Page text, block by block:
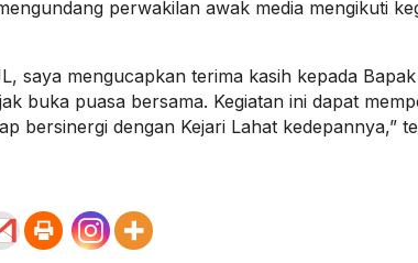
perwakilan awak media mengikuti
saya mengucapkan terima kasih kepada
buka puasa bersama. Kegiatan ini dapat
bersinergi dengan Kejari Lahat kedepannya,”